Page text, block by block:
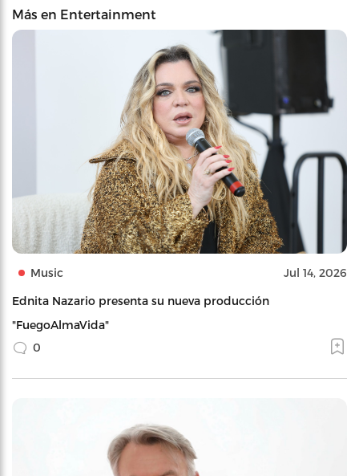
Más en Entertainment
Music Jul 14, 2026
Ednita Nazario presenta su nueva producción
"FuegoAlmaVida"
0